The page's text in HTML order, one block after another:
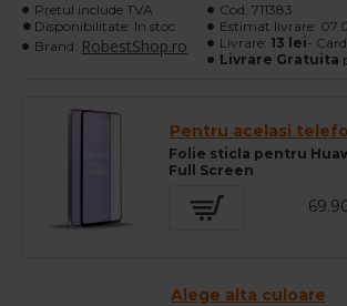
Pretul include TVA
Disponibilitate: In stoc
Brand: RobestShop.ro
Cod: 711383
Estimat livrare:
Livrare: 13 lei-
Livrare Gratuita
Pentru acelasi
Folie sticla pentru
Full Screen
Alege alta culoare